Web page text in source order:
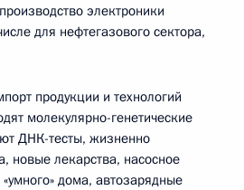
электроники
для нефтегазового сектора,
продукции и технологий
молекулярно-генетические
ДНК-тесты, жизненно
новые лекарства, насосное
дома, автозарядные